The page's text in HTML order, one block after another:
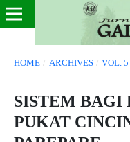
HOME / ARCHIVES / VOL.
SISTEM BAGI
PUKAT